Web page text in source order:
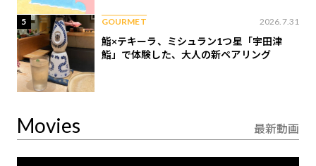
5 GOURMET 2026.7.31
鮨×テキーラ、ミシュラン1つ星「宇田津
鮨」で体験した、大人の新ペアリング
Movies 最新動画